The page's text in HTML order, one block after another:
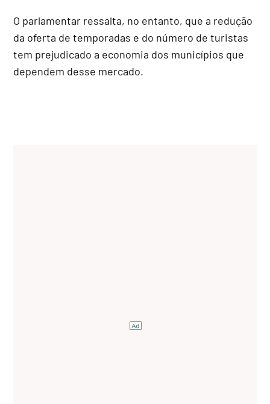
O parlamentar ressalta, no entanto, que a redução
da oferta de temporadas e do número de turistas
tem prejudicado a economia dos municípios que
dependem desse mercado.